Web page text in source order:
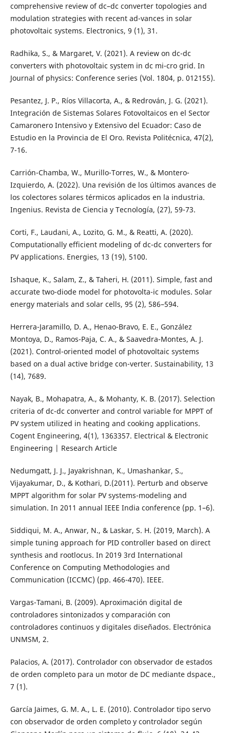
comprehensive review of dc–dc converter topologies and
modulation strategies with recent ad-vances in solar
photovoltaic systems. Electronics, 9 (1), 31.
Radhika, S., & Margaret, V. (2021). A review on dc-dc
converters with photovoltaic system in dc mi-cro grid. In
Journal of physics: Conference series (Vol. 1804, p. 012155).
Pesantez, J. P., Ríos Villacorta, A., & Redrován, J. G. (2021).
Integración de Sistemas Solares Fotovoltaicos en el Sector
Camaronero Intensivo y Extensivo del Ecuador: Caso de
Estudio en la Provincia de El Oro. Revista Politécnica, 47(2),
7-16.
Carrión-Chamba, W., Murillo-Torres, W., & Montero-
Izquierdo, A. (2022). Una revisión de los últimos avances de
los colectores solares térmicos aplicados en la industria.
Ingenius. Revista de Ciencia y Tecnología, (27), 59-73.
Corti, F., Laudani, A., Lozito, G. M., & Reatti, A. (2020).
Computationally efficient modeling of dc-dc converters for
PV applications. Energies, 13 (19), 5100.
Ishaque, K., Salam, Z., & Taheri, H. (2011). Simple, fast and
accurate two-diode model for photovolta-ic modules. Solar
energy materials and solar cells, 95 (2), 586–594.
Herrera-Jaramillo, D. A., Henao-Bravo, E. E., González
Montoya, D., Ramos-Paja, C. A., & Saavedra-Montes, A. J.
(2021). Control-oriented model of photovoltaic systems
based on a dual active bridge con-verter. Sustainability, 13
(14), 7689.
Nayak, B., Mohapatra, A., & Mohanty, K. B. (2017). Selection
criteria of dc-dc converter and control variable for MPPT of
PV system utilized in heating and cooking applications.
Cogent Engineering, 4(1), 1363357. Electrical & Electronic
Engineering | Research Article
Nedumgatt, J. J., Jayakrishnan, K., Umashankar, S.,
Vijayakumar, D., & Kothari, D.(2011). Perturb and observe
MPPT algorithm for solar PV systems-modeling and
simulation. In 2011 annual IEEE India conference (pp. 1–6).
Siddiqui, M. A., Anwar, N., & Laskar, S. H. (2019, March). A
simple tuning approach for PID controller based on direct
synthesis and rootlocus. In 2019 3rd International
Conference on Computing Methodologies and
Communication (ICCMC) (pp. 466-470). IEEE.
Vargas-Tamani, B. (2009). Aproximación digital de
controladores sintonizados y comparación con
controladores continuos y digitales diseñados. Electrónica
UNMSM, 2.
Palacios, A. (2017). Controlador con observador de estados
de orden completo para un motor de DC mediante dspace.,
7 (1).
García Jaimes, G. M. A., L. E. (2010). Controlador tipo servo
con observador de orden completo y controlador según